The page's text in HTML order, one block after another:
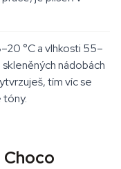
°C a vlhkosti 55–
nádobách
tím víc se
tóny.
Choco